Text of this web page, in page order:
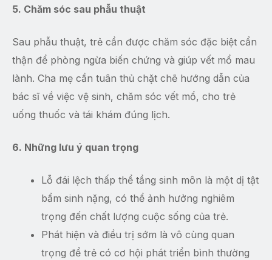
5. Chăm sóc sau phẫu thuật
Sau phẫu thuật, trẻ cần được chăm sóc đặc biệt cẩn
thận để phòng ngừa biến chứng và giúp vết mổ mau
lành. Cha mẹ cần tuân thủ chặt chẽ hướng dẫn của
bác sĩ về việc vệ sinh, chăm sóc vết mổ, cho trẻ
uống thuốc và tái khám đúng lịch.
6. Những lưu ý quan trọng
Lỗ đái lệch thấp thể tầng sinh môn là một dị tật
bẩm sinh nặng, có thể ảnh hưởng nghiêm
trọng đến chất lượng cuộc sống của trẻ.
Phát hiện và điều trị sớm là vô cùng quan
trọng để trẻ có cơ hội phát triển bình thường